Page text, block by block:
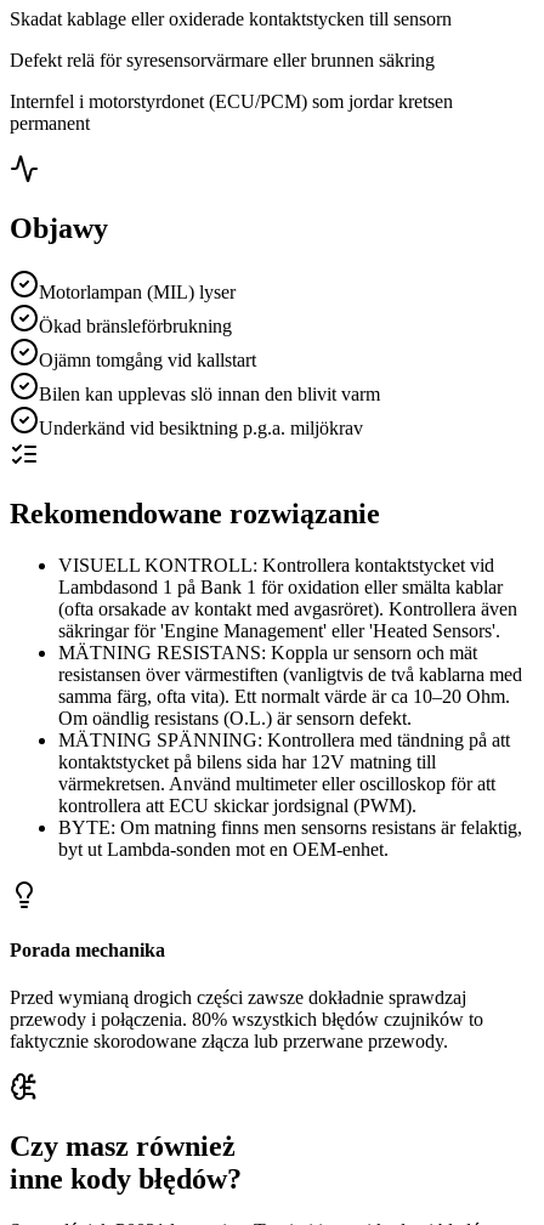
Skadat kablage eller oxiderade kontaktstycken till sensorn
Defekt relä för syresensorvärmare eller brunnen säkring
Internfel i motorstyrdonet (ECU/PCM) som jordar kretsen
permanent
Objawy
Motorlampan (MIL) lyser
Ökad bränsleförbrukning
Ojämn tomgång vid kallstart
Bilen kan upplevas slö innan den blivit varm
Underkänd vid besiktning p.g.a. miljökrav
Rekomendowane rozwiązanie
VISUELL KONTROLL: Kontrollera kontaktstycket vid
Lambdasond 1 på Bank 1 för oxidation eller smälta kablar
(ofta orsakade av kontakt med avgasröret). Kontrollera även
säkringar för 'Engine Management' eller 'Heated Sensors'.
MÄTNING RESISTANS: Koppla ur sensorn och mät
resistansen över värmestiften (vanligtvis de två kablarna med
samma färg, ofta vita). Ett normalt värde är ca 10–20 Ohm.
Om oändlig resistans (O.L.) är sensorn defekt.
MÄTNING SPÄNNING: Kontrollera med tändning på att
kontaktstycket på bilens sida har 12V matning till
värmekretsen. Använd multimeter eller oscilloskop för att
kontrollera att ECU skickar jordsignal (PWM).
BYTE: Om matning finns men sensorns resistans är felaktig,
byt ut Lambda-sonden mot en OEM-enhet.
Porada mechanika
Przed wymianą drogich części zawsze dokładnie sprawdzaj
przewody i połączenia. 80% wszystkich błędów czujników to
faktycznie skorodowane złącza lub przerwane przewody.
Czy masz również
inne kody błędów?